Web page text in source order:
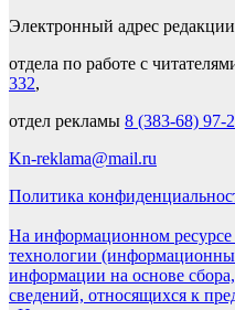
Электронный адрес
отдела по работе с
332,
отдел рекламы 8 (383-68) 97-
Kn-reklama@mail.ru
Политика
На информационном
технологии
информации на основе
сведений, относящихся к